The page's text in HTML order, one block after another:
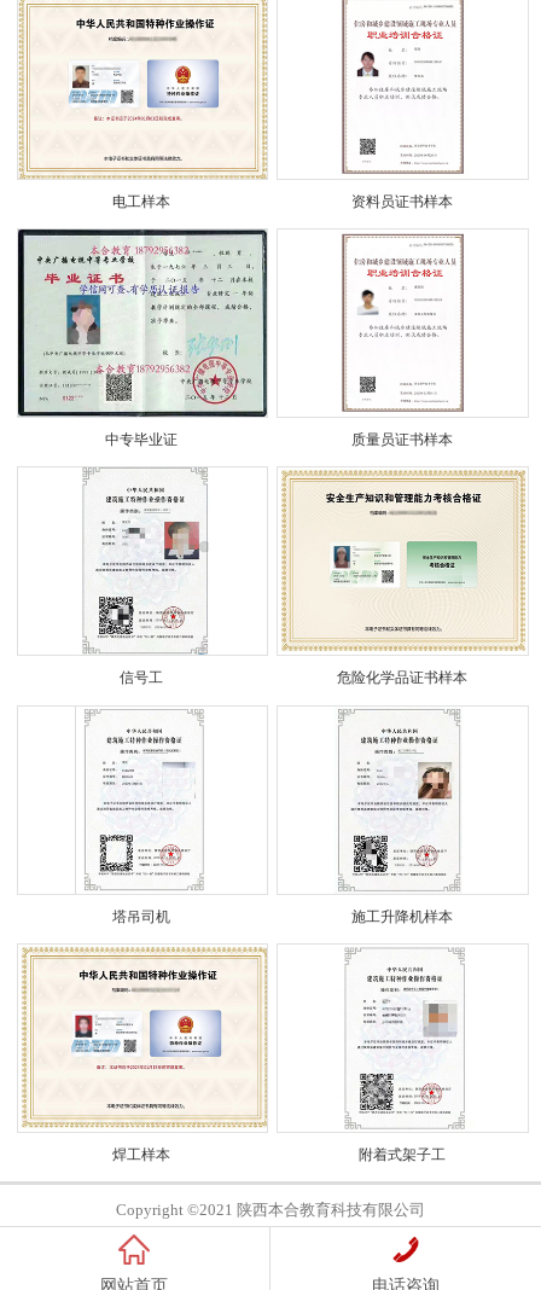
电工样本 资料员证书样本
中专毕业证 质量员证书样本
信号工 危险化学品证书样本
塔吊司机 施工升降机样本
焊工样本 附着式架子工
Copyright ©2021 陕西本合教育科技有限公司
网站首页 电话咨询